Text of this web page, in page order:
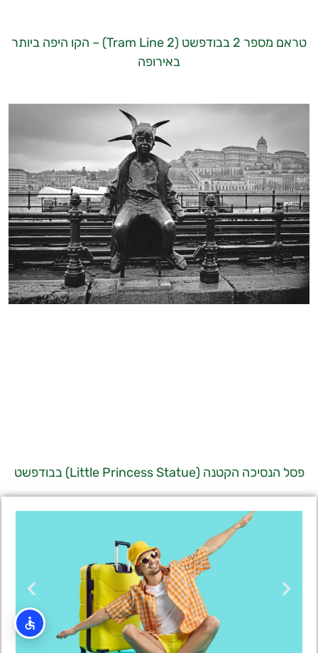
טראם מספר 2 בבודפשט (Tram Line 2) – הקו היפה ביותר
באירופה
פסל הנסיכה הקטנה (Little Princess Statue) בבודפשט